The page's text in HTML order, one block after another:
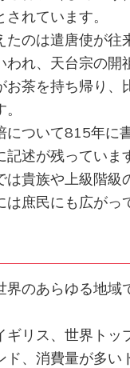
れています。
たのは遣唐使が往
われ、天台宗の開
お茶を持ち帰り、
について815年に
述が残っていま
は貴族や上級階級
庶民にも広がっ
界のあらゆる地域
ギリス、世界トッ
ド、消費量が多い